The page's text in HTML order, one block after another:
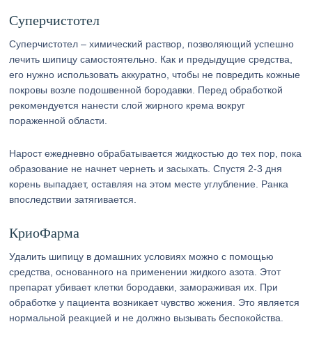
Суперчистотел
Суперчистотел – химический раствор, позволяющий успешно
лечить шипицу самостоятельно. Как и предыдущие средства,
его нужно использовать аккуратно, чтобы не повредить кожные
покровы возле подошвенной бородавки. Перед обработкой
рекомендуется нанести слой жирного крема вокруг
пораженной области.
Нарост ежедневно обрабатывается жидкостью до тех пор, пока
образование не начнет чернеть и засыхать. Спустя 2-3 дня
корень выпадает, оставляя на этом месте углубление. Ранка
впоследствии затягивается.
КриоФарма
Удалить шипицу в домашних условиях можно с помощью
средства, основанного на применении жидкого азота. Этот
препарат убивает клетки бородавки, замораживая их. При
обработке у пациента возникает чувство жжения. Это является
нормальной реакцией и не должно вызывать беспокойства.